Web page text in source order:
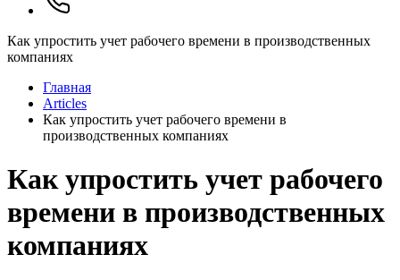
Как упростить учет рабочего времени в производственных
компаниях
Главная
Articles
Как упростить учет рабочего времени в
производственных компаниях
Как упростить учет рабочего
времени в производственных
компаниях